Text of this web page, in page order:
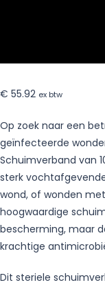
€ 55.92 ex btw
Op zoek naar een
geïnfecteerde
Schuimverband van
sterk
wond, of wonden
hoogwaardige
bescherming, maar
krachtige
Dit steriele